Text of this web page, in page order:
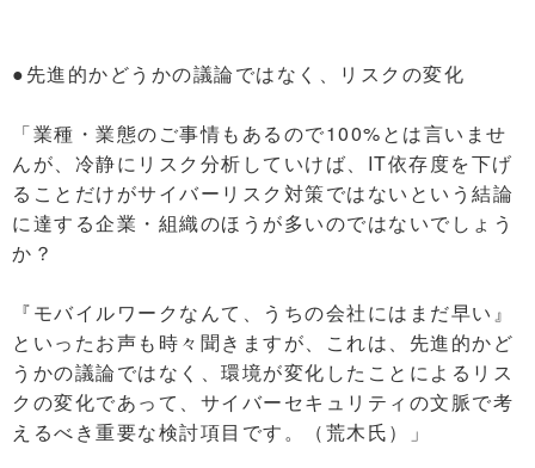
●先進的かどうかの議論ではなく、リスクの変化
「業種・業態のご事情もあるので100%とは言いませ
んが、冷静にリスク分析していけば、IT依存度を下げ
ることだけがサイバーリスク対策ではないという結論
に達する企業・組織のほうが多いのではないでしょう
か？
『モバイルワークなんて、うちの会社にはまだ早い』
といったお声も時々聞きますが、これは、先進的かど
うかの議論ではなく、環境が変化したことによるリス
クの変化であって、サイバーセキュリティの文脈で考
えるべき重要な検討項目です。（荒木氏）」